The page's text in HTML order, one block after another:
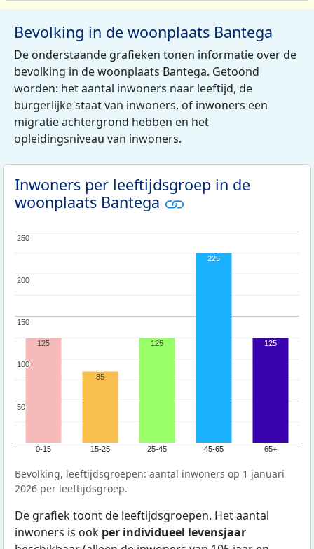
Bevolking in de woonplaats Bantega
De onderstaande grafieken tonen informatie over de
bevolking in de woonplaats Bantega. Getoond
worden: het aantal inwoners naar leeftijd, de
burgerlijke staat van inwoners, of inwoners een
migratie achtergrond hebben en het
opleidingsniveau van inwoners.
Inwoners per leeftijdsgroep in de
woonplaats Bantega
0-15 15-25 25-45 45-65 65+
50
50
100
100
150
150
200
200
250
250
125
85
125
225
125
Bevolking, leeftijdsgroepen: aantal inwoners op 1 januari
2026 per leeftijdsgroep.
De grafiek toont de leeftijdsgroepen. Het aantal
inwoners is ook per individueel levensjaar